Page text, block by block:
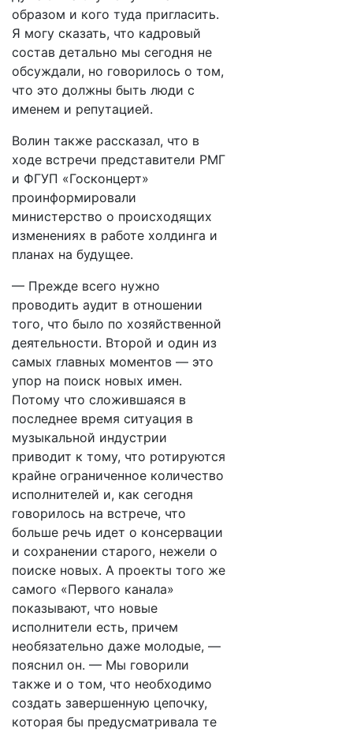
образом и кого туда пригласить.
Я могу сказать, что кадровый
состав детально мы сегодня не
обсуждали, но говорилось о том,
что это должны быть люди с
именем и репутацией.
Волин также рассказал, что в
ходе встречи представители РМГ
и ФГУП «Госконцерт»
проинформировали
министерство о происходящих
изменениях в работе холдинга и
планах на будущее.
— Прежде всего нужно
проводить аудит в отношении
того, что было по хозяйственной
деятельности. Второй и один из
самых главных моментов — это
упор на поиск новых имен.
Потому что сложившаяся в
последнее время ситуация в
музыкальной индустрии
приводит к тому, что ротируются
крайне ограниченное количество
исполнителей и, как сегодня
говорилось на встрече, что
больше речь идет о консервации
и сохранении старого, нежели о
поиске новых. А проекты того же
самого «Первого канала»
показывают, что новые
исполнители есть, причем
необязательно даже молодые, —
пояснил он. — Мы говорили
также и о том, что необходимо
создать завершенную цепочку,
которая бы предусматривала те